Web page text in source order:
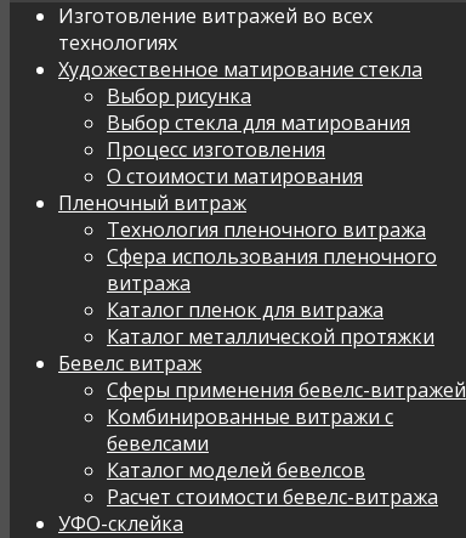
Изготовление витражей во всех
технологиях
Художественное матирование стекла
Выбор рисунка
Выбор стекла для матирования
Процесс изготовления
О стоимости матирования
Пленочный витраж
Технология пленочного витража
Сфера использования пленочного
витража
Каталог пленок для витража
Каталог металлической протяжки
Бевелс витраж
Сферы применения бевелс-витражей
Комбинированные витражи с
бевелсами
Каталог моделей бевелсов
Расчет стоимости бевелс-витража
УФО-склейка